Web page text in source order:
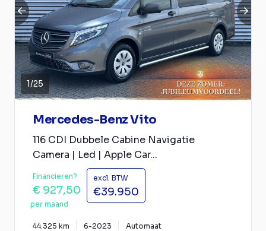
1/25
Mercedes-Benz Vito
116 CDI Dubbele Cabine Navigatie
Camera | Led | Apple Car...
Financieren?
€ 927,50
per maand
excl. BTW
€39.950
44.325 km 6-2023 Automaat